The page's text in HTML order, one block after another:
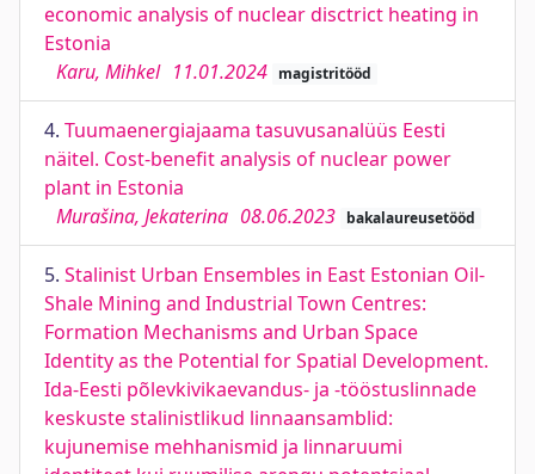
economic analysis of nuclear disctrict heating in
Estonia
Karu, Mihkel 11.01.2024 magistritööd
4. Tuumaenergiajaama tasuvusanalüüs Eesti
näitel. Cost-benefit analysis of nuclear power
plant in Estonia
Murašina, Jekaterina 08.06.2023 bakalaureusetööd
5. Stalinist Urban Ensembles in East Estonian Oil-
Shale Mining and Industrial Town Centres:
Formation Mechanisms and Urban Space
Identity as the Potential for Spatial Development.
Ida-Eesti põlevkivikaevandus- ja -tööstuslinnade
keskuste stalinistlikud linnaansamblid:
kujunemise mehhanismid ja linnaruumi